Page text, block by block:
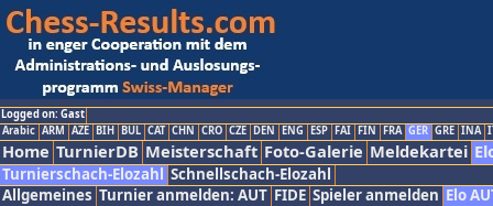
Logged on: Gast
Arabic ARM AZE BIH BUL CAT CHN CRO CZE DEN ENG ESP FAI FIN FRA GER GRE INA
Home TurnierDB Meisterschaft Foto-Galerie Meldekartei
Turnierschach-Elozahl Schnellschach-Elozahl
Allgemeines Turnier anmelden: AUT FIDE Spieler anmelden Elo